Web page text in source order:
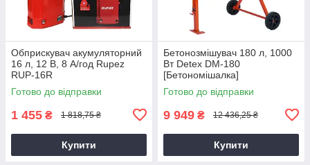
Обприскувач акумуляторний
16 л, 12 В, 8 А/год Rupez
RUP-16R
Готово до відправки
1 455 ₴ 1 818,75 ₴
Купити
Бетонозмішувач 180 л, 1000
Вт Detex DM-180
[Бетономішалка]
Готово до відправки
9 949 ₴ 12 436,25 ₴
Купити